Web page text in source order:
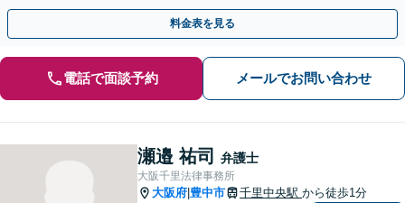
伝えします【岡町駅10分】
料金表を見る
電話で面談予約 メールでお問い合わせ
瀬邉 祐司 弁護士
大阪千里法律事務所
大阪府 豊中市 千里中央駅 から徒歩1分